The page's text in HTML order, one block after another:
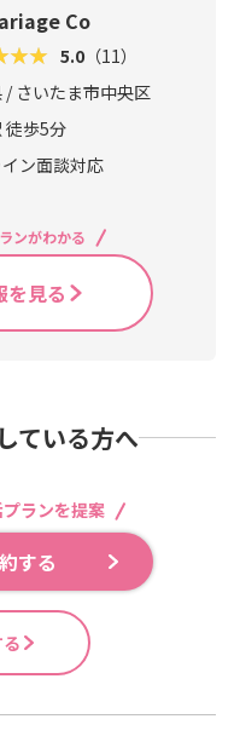
Co
5.0（11）
/ さいたま市中央区
徒歩5分
ン面談対応
ンがわかる
を見る
ている方へ
ランを提案
する